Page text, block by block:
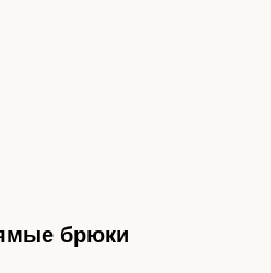
брюки